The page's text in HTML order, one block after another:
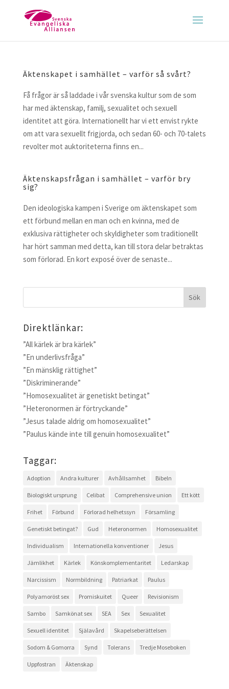
Äktenskapet i samhället – varför så svårt?
Få frågor är så laddade i vår svenska kultur som de som
har med äktenskap, familj, sexualitet och sexuell
identitet att göra. Internationellt har vi ett envist rykte
om att vara sexuellt frigjorda, och sedan 60- och 70-talets
revolter mot auktoriteterna finns en...
Äktenskapsfrågan i samhället – varför bry
sig?
Den ideologiska kampen i Sverige om äktenskapet som
ett förbund mellan en man och en kvinna, med de
exklusiva rättigheter och skyldigheter som traditionellt
har hört samman med detta, kan till stora delar betraktas
som förlorad. En kort exposé över de senaste...
Direktlänkar:
”All kärlek är bra kärlek”
”En underlivsfråga”
”En mänsklig rättighet”
”Diskriminerande”
”Homosexualitet är genetiskt betingat”
”Heteronormen är förtryckande”
”Jesus talade aldrig om homosexualitet”
”Paulus kände inte till genuin homosexualitet”
Taggar:
Adoption Andra kulturer Avhållsamhet Bibeln
Biologiskt ursprung Celibat Comprehensive union Ett kött
Frihet Förbund Förlorad helhetssyn Församling
Genetiskt betingat? Gud Heteronormen Homosexualitet
Individualism Internationella konventioner Jesus
Jämlikhet Kärlek Könskomplementaritet Ledarskap
Narcissism Normbildning Patriarkat Paulus
Polyamoröst sex Promiskuitet Queer Revisionism
Sambo Samkönat sex SEA Sex Sexualitet
Sexuell identitet Själavård Skapelseberättelsen
Sodom & Gomorra Synd Tolerans Tredje Moseboken
Uppfostran Äktenskap